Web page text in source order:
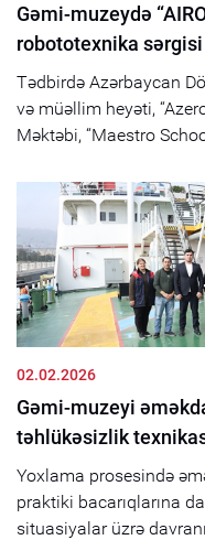
Gəmi-muzeydə
robototexnika
Tədbirdə Azərbaycan
və müəllim heyəti,
Məktəbi, “Maestro
maraq göstərən fəallar
02.02.2026
Gəmi-muzeyi
təhlükəsizlik
Yoxlama prosesində
praktiki bacarıqlarına
situasiyalar üzrə